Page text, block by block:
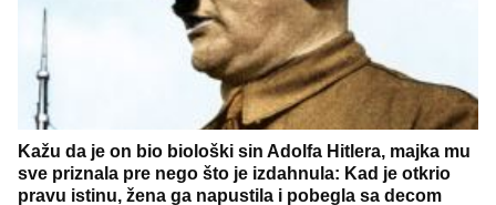
Kažu da je on bio biološki sin Adolfa Hitlera, majka mu
sve priznala pre nego što je izdahnula: Kad je otkrio
pravu istinu, žena ga napustila i pobegla sa decom